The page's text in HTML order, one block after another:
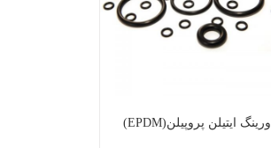
اورینگ ایتیلن پروپیلن(EPDM)